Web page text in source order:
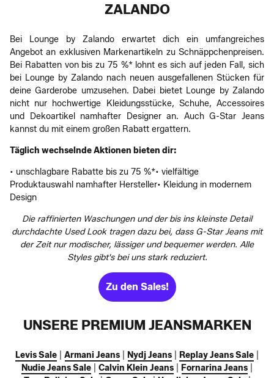
ZALANDO
Bei Lounge by Zalando erwartet dich ein umfangreiches
Angebot an exklusiven Markenartikeln zu Schnäppchenpreisen.
Bei Rabatten von bis zu 75 %* lohnt es sich auf jeden Fall, sich
bei Lounge by Zalando nach neuen ausgefallenen Stücken für
deine Garderobe umzusehen. Dabei bietet Lounge by Zalando
nicht nur hochwertige Kleidungsstücke, Schuhe, Accessoires
und Dekoartikel namhafter Designer an. Auch G-Star Jeans
kannst du mit einem großen Rabatt ergattern.
Täglich wechselnde Aktionen bieten dir:
• unschlagbare Rabatte bis zu 75 %*• vielfältige
Produktauswahl namhafter Hersteller• Kleidung in modernem
Design
Die raffinierten Waschungen und der bis ins kleinste Detail
durchdachte Used Look tragen dazu bei, dass G-Star Jeans mit
der Zeit nur modischer, lässiger und bequemer werden. Alle
Styles gibt's bei uns stark reduziert.
Zu den Sales!
UNSERE PREMIUM JEANSMARKEN
Levis Sale Armani Jeans Nydj Jeans Replay Jeans Sale
Nudie Jeans Sale
Calvin Klein Jeans Fornarina Jeans